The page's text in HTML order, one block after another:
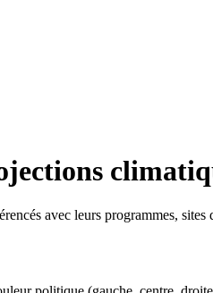
avec leurs programmes, sites